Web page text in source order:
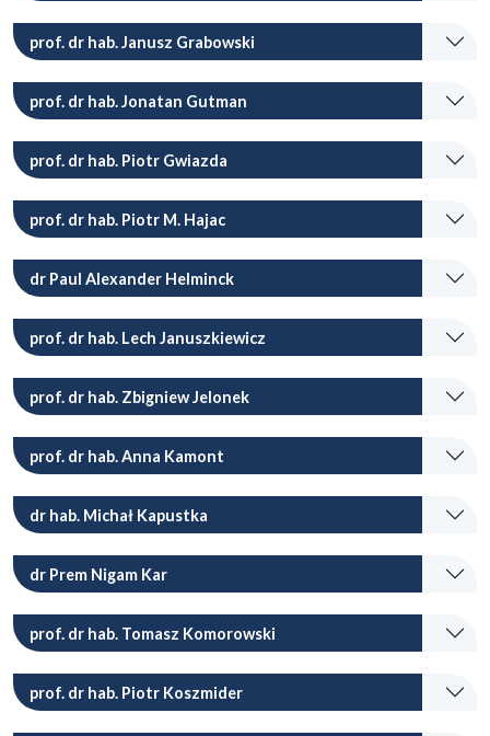
prof. dr hab. Janusz Grabowski
prof. dr hab. Jonatan Gutman
prof. dr hab. Piotr Gwiazda
prof. dr hab. Piotr M. Hajac
dr Paul Alexander Helminck
prof. dr hab. Lech Januszkiewicz
prof. dr hab. Zbigniew Jelonek
prof. dr hab. Anna Kamont
dr hab. Michał Kapustka
dr Prem Nigam Kar
prof. dr hab. Tomasz Komorowski
prof. dr hab. Piotr Koszmider